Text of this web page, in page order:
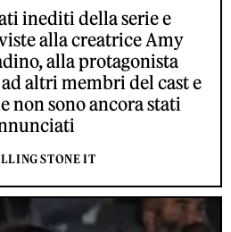
inediti della serie e
alla creatrice Amy
alla protagonista
altri membri del cast e
non sono ancora stati
STONE IT